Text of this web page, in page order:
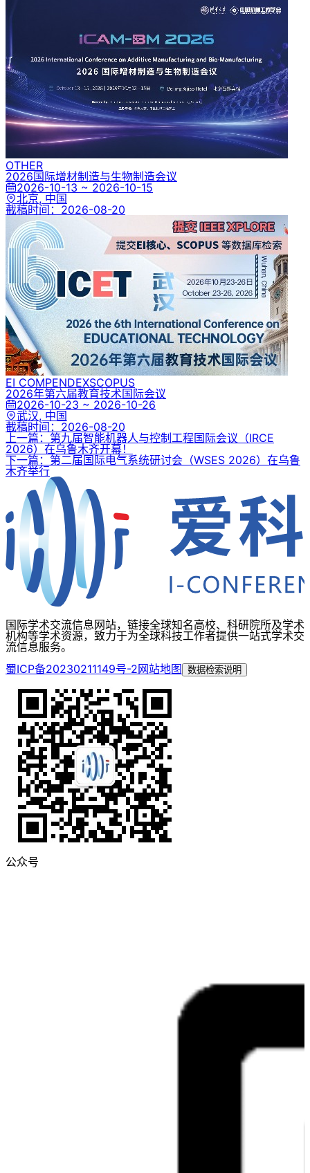
OTHER
2026国际增材制造与生物制造会议
2026-10-13 ~ 2026-10-15
北京, 中国
截稿时间： 2026-08-20
EI COMPENDEXSCOPUS
2026年第六届教育技术国际会议
2026-10-23 ~ 2026-10-26
武汉, 中国
截稿时间： 2026-08-20
上一篇：第九届智能机器人与控制工程国际会议（IRCE
2026）在乌鲁木齐开幕！
下一篇：第二届国际电气系统研讨会（WSES 2026）在乌鲁
木齐举行
国际学术交流信息网站，链接全球知名高校、科研院所及学术
机构等学术资源，致力于为全球科技工作者提供一站式学术交
流信息服务。
蜀ICP备20230211149号-2网站地图 数据检索说明
公众号